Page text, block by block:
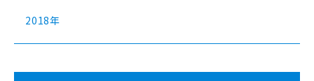
2018年